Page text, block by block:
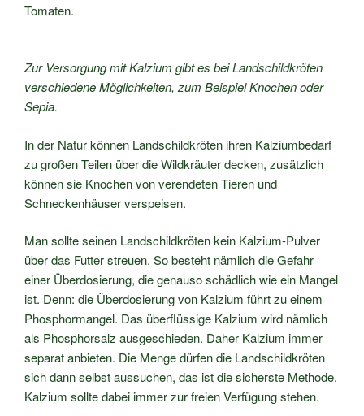
Tomaten.
Zur Versorgung mit Kalzium gibt es bei Landschildkröten
verschiedene Möglichkeiten, zum Beispiel Knochen oder
Sepia.
In der Natur können Landschildkröten ihren Kalziumbedarf
zu großen Teilen über die Wildkräuter decken, zusätzlich
können sie Knochen von verendeten Tieren und
Schneckenhäuser verspeisen.
Man sollte seinen Landschildkröten kein Kalzium-Pulver
über das Futter streuen. So besteht nämlich die Gefahr
einer Überdosierung, die genauso schädlich wie ein Mangel
ist. Denn: die Überdosierung von Kalzium führt zu einem
Phosphormangel. Das überflüssige Kalzium wird nämlich
als Phosphorsalz ausgeschieden. Daher Kalzium immer
separat anbieten. Die Menge dürfen die Landschildkröten
sich dann selbst aussuchen, das ist die sicherste Methode.
Kalzium sollte dabei immer zur freien Verfügung stehen.